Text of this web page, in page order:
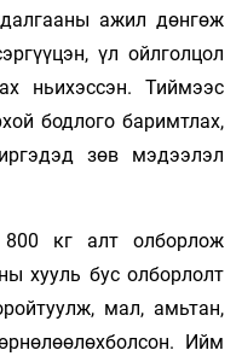
ажил дөнгөж
үл ойлголцол
ньихэссэн. Тиймээс
бодлого баримтлах,
зөв мэдээлэл
кг алт олборлож
хууль бус олборлолт
мал, амьтан,
Ийм